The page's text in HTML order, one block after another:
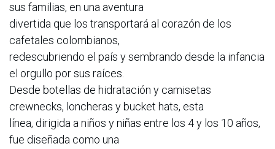
sus familias, en una aventura
divertida que los transportará al corazón de los
cafetales colombianos,
redescubriendo el país y sembrando desde la infancia
el orgullo por sus raíces.
Desde botellas de hidratación y camisetas
crewnecks, loncheras y bucket hats, esta
línea, dirigida a niños y niñas entre los 4 y los 10 años,
fue diseñada como una